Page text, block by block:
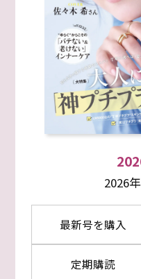
2026
最新号を購入
定期購読